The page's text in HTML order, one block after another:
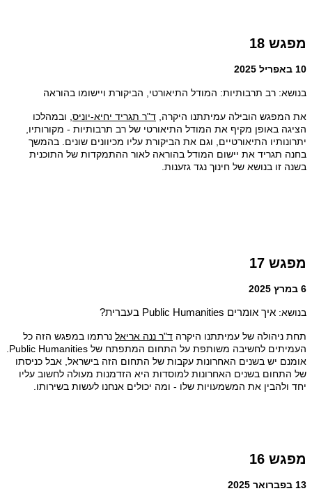
מפגש 18
10 באפריל 2025
בנושא: רב תרבותיות: המודל התיאורטי, הביקורת ויישומו בהוראה
את המפגש הובילה עמיתתנו היקרה, ד"ר תגריד יחיא-יוניס , ובמהלכו
הציגה באופן מקיף את המודל התיאורטי של רב תרבותיות - מקורותיו,
יתרונותיו התיאורטיים, וגם את הביקורת עליו מכיוונים שונים. בהמשך
בחנה תגריד את יישום המודל בהוראה לאור ההתמקדות של התוכנית
בשנה זו בנושא של חינוך נגד גזענות.
מפגש 17
6 במרץ 2025
בנושא: איך אומרים Public Humanities בעברית?
תחת ניהולה של עמיתתנו היקרה ד"ר ננה אריאל נרתמו במפגש הזה כל
אומנם יש בשנים האחרונות עקבות של התחום הזה בישראל, אבל כניסתו
של התחום בשנים האחרונות למוסדות היא הזדמנות מעולה לחשוב עליו
יחד ולהבין את המשמעויות שלו - ומה יכולים אנחנו לעשות בשירותו.
מפגש 16
13 בפברואר 2025